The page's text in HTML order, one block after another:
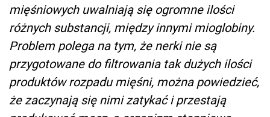
mięśniowych uwalniają się ogromne ilości
różnych substancji, między innymi mioglobiny.
Problem polega na tym, że nerki nie są
przygotowane do filtrowania tak dużych ilości
produktów rozpadu mięśni, można powiedzieć,
że zaczynają się nimi zatykać i przestają